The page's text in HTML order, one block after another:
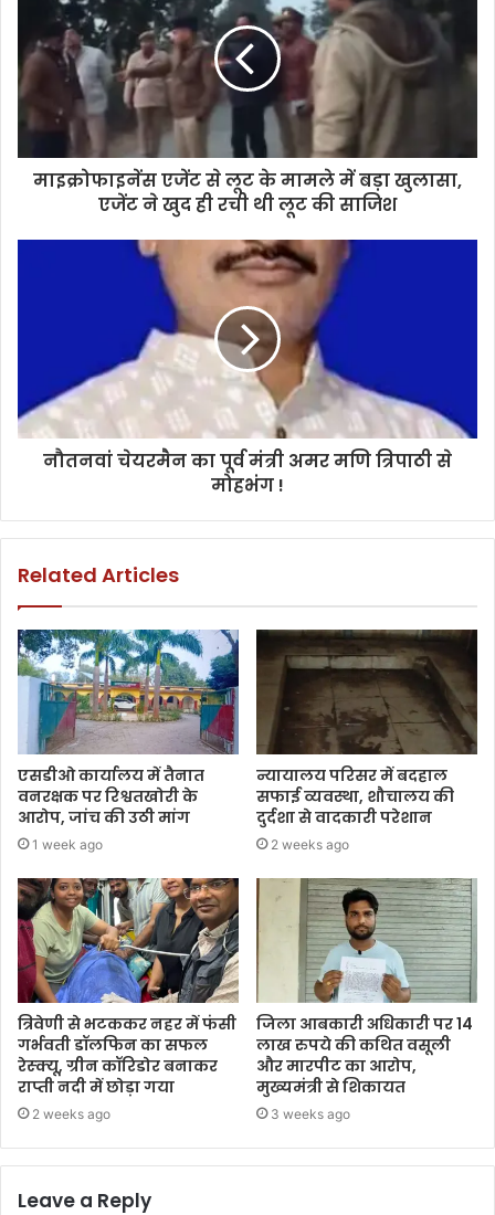
माइक्रोफाइनेंस एजेंट से लूट के मामले में बड़ा खुलासा,
एजेंट ने खुद ही रची थी लूट की साजिश
नौतनवां चेयरमैन का पूर्व मंत्री अमर मणि त्रिपाठी से
मोहभंग !
Related Articles
एसडीओ कार्यालय में तैनात
वनरक्षक पर रिश्वतखोरी के
आरोप, जांच की उठी मांग
1 week ago
न्यायालय परिसर में बदहाल
सफाई व्यवस्था, शौचालय की
दुर्दशा से वादकारी परेशान
2 weeks ago
त्रिवेणी से भटककर नहर में फंसी
गर्भवती डॉलफिन का सफल
रेस्क्यू, ग्रीन कॉरिडोर बनाकर
राप्ती नदी में छोड़ा गया
2 weeks ago
जिला आबकारी अधिकारी पर 14
लाख रुपये की कथित वसूली
और मारपीट का आरोप,
मुख्यमंत्री से शिकायत
3 weeks ago
Leave a Reply